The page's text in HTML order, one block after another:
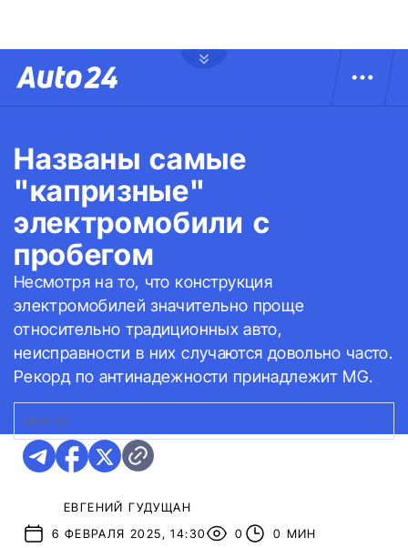
Названы самые
"капризные"
электромобили с
пробегом
Несмотря на то, что конструкция
электромобилей значительно проще
относительно традиционных авто,
неисправности в них случаются довольно часто.
Рекорд по антинадежности принадлежит MG.
MG4 EV
ЕВГЕНИЙ ГУДУЩАН
6 ФЕВРАЛЯ 2025, 14:30
0 0 МИН